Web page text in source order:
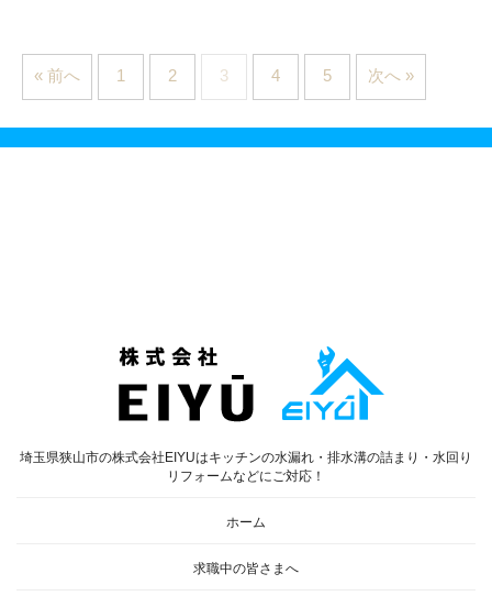
« 前へ 1 2 3 4 5 次へ »
埼玉県狭山市の株式会社EIYUはキッチンの水漏れ・排水溝の詰まり・水回り
リフォームなどにご対応！
ホーム
求職中の皆さまへ